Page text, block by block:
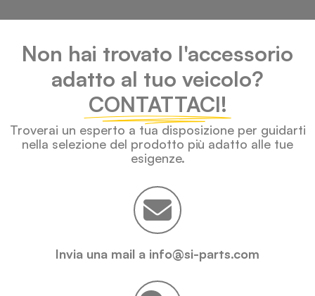
Non hai trovato l'accessorio
adatto al tuo veicolo?
CONTATTACI!
Troverai un esperto a tua disposizione per guidarti
nella selezione del prodotto più adatto alle tue
esigenze.
Invia una mail a info@si-parts.com